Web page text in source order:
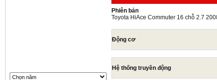
Phiên bản
Toyota HiAce Commuter 16 chỗ 2.7
Động cơ
Hệ thống truyền động